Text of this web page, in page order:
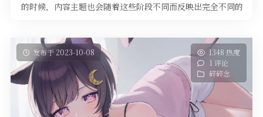
的时候，内容主题也会随着这些阶段不同而反映出完全不同的
发布于 2023-10-08
1348 热度
1 评论
碎碎念